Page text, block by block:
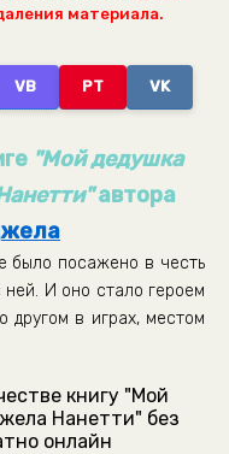
материала.
VB PT VK
"Мой дедушка
автора
было посажено в честь
И оно стало героем
другом в играх, местом
книгу "Мой
Нанетти" без
онлайн